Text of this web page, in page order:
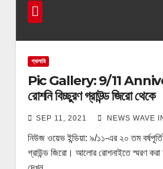
গ্যালারি
Pic Gallery: 9/11
রোশনি বিচ্ছুরণ গ্রাউন্ড জিরো থেকে
SEP 11, 2021 NEWS WAVE
নিউজ ওয়েভ ইন্ডিয়া: ৯/১১-এর ২০ তম
গ্রাউন্ড জিরো। আলোর রোশনাইতে স্মরণ করা